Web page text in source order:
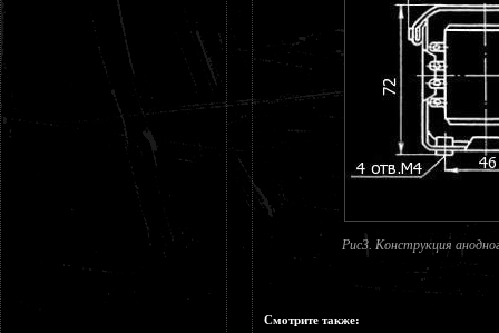
Рис3. Конструкция
Смотрите также: